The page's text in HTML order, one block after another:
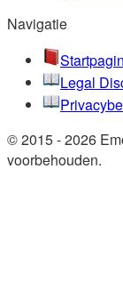
Navigatie
Legal
© 2015 - 2026
voorbehouden.